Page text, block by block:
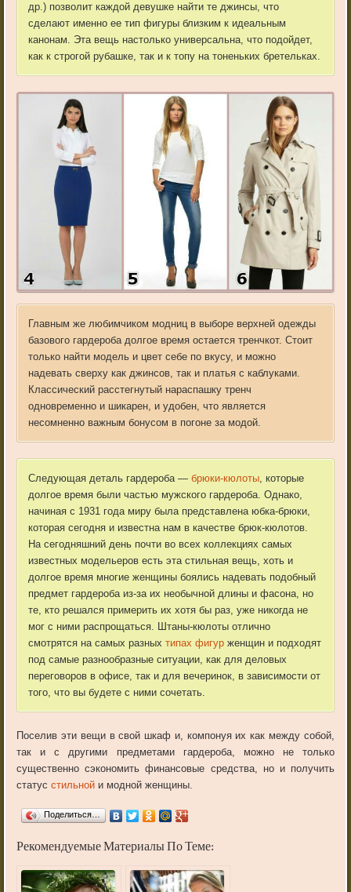
др.) позволит каждой девушке найти те джинсы, что
сделают именно ее тип фигуры близким к идеальным
канонам. Эта вещь настолько универсальна, что подойдет,
как к строгой рубашке, так и к топу на тоненьких бретельках.
Главным же любимчиком модниц в выборе верхней одежды
базового гардероба долгое время остается тренчкот. Стоит
только найти модель и цвет себе по вкусу, и можно
надевать сверху как джинсов, так и платья с каблуками.
Классический расстегнутый нараспашку тренч
одновременно и шикарен, и удобен, что является
несомненно важным бонусом в погоне за модой.
Следующая деталь гардероба —брюки-кюлоты , которые
долгое время были частью мужского гардероба. Однако,
начиная с 1931 года миру была представлена юбка-брюки,
которая сегодня и известна нам в качестве брюк-кюлотов.
На сегодняшний день почти во всех коллекциях самых
известных модельеров есть эта стильная вещь, хоть и
долгое время многие женщины боялись надевать подобный
предмет гардероба из-за их необычной длины и фасона, но
те, кто решался примерить их хотя бы раз, уже никогда не
мог с ними распрощаться. Штаны-кюлоты отлично
смотрятся на самых разныхтипах фигур женщин и подходят
под самые разнообразные ситуации, как для деловых
переговоров в офисе, так и для вечеринок, в зависимости от
того, что вы будете с ними сочетать.
Поселив эти вещи в свой шкаф и, компонуя их как между собой,
так и с другими предметами гардероба, можно не только
существенно сэкономить финансовые средства, но и получить
статусстильной и модной женщины.
Поделиться…
Рекомендуемые Материалы По Теме: